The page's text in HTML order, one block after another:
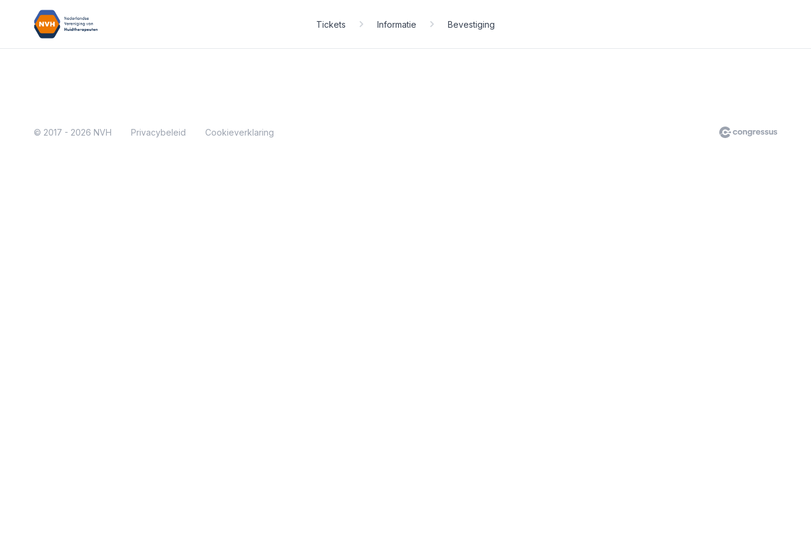
Nederlandse Vereniging van Huidtherapeuten
Tickets Informatie Bevestiging
© 2017 - 2026 NVH Privacybeleid Cookieverklaring